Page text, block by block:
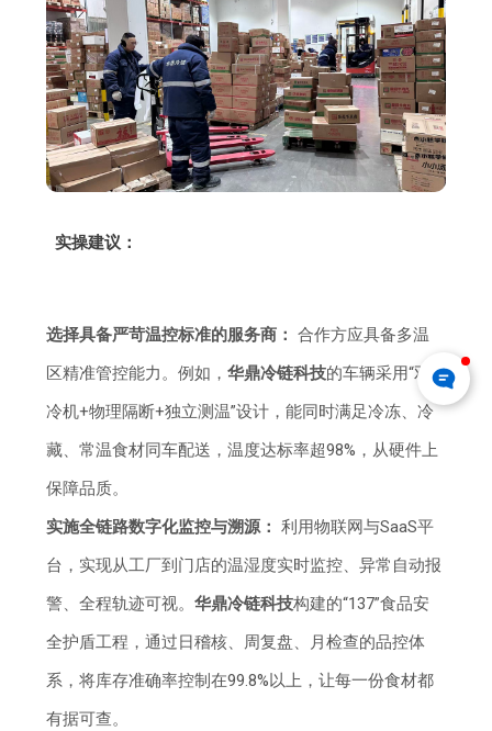
实操建议：
选择具备严苛温控标准的服务商： 合作方应具备多温
区精准管控能力。例如，华鼎冷链科技的车辆采用“双
冷机+物理隔断+独立测温”设计，能同时满足冷冻、冷
藏、常温食材同车配送，温度达标率超98%，从硬件上
保障品质。
实施全链路数字化监控与溯源： 利用物联网与SaaS平
台，实现从工厂到门店的温湿度实时监控、异常自动报
警、全程轨迹可视。华鼎冷链科技构建的“137”食品安
全护盾工程，通过日稽核、周复盘、月检查的品控体
系，将库存准确率控制在99.8%以上，让每一份食材都
有据可查。